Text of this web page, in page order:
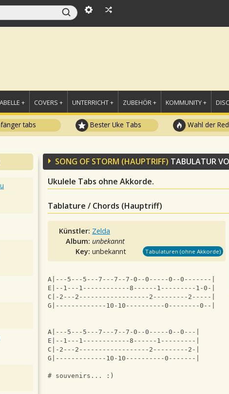
+ COVERS + UNTERRICHT + ZUBEHÖR + KOMMUNITY +
tabs Bester Uke Tabs Wahl der
SONG OF STORM (HAUPTRIFF) TABULATUR
Ukulele Tabs ohne Akkorde.
Tablature / Chords (Hauptriff)
Künstler: Zelda
Album:unbekannt
Key:unbekannt Tabulaturen (ohne Akkorde)
A|---5---5---7---7--7-0--0-----0--0-------|
E|--1---1------------8------1---------1-0-|
C|-2---2------------------2---------2-----|
G|-------------10-10----------0--------0--|
A|---5---5---7---7--7-0--0-----0--0---|
E|--1---1------------8------1---------|
C|-2---2------------------2---------2-|
G|-------------10-10----------0-------|
# souvenirs... :)